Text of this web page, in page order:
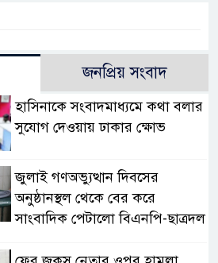
জনপ্রিয় সংবাদ
হাসিনাকে সংবাদমাধ্যমে কথা বলার
সুযোগ দেওয়ায় ঢাকার ক্ষোভ
জুলাই গণঅভ্যুত্থান দিবসের
অনুষ্ঠানস্থল থেকে বের করে
সাংবাদিক পেটালো বিএনপি-ছাত্রদল